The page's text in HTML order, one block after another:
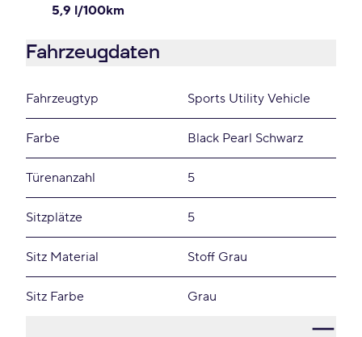
5,9 l/100km
Fahrzeugdaten
Fahrzeugtyp Sports Utility Vehicle
Farbe Black Pearl Schwarz
Türenanzahl 5
Sitzplätze 5
Sitz Material Stoff Grau
Sitz Farbe Grau